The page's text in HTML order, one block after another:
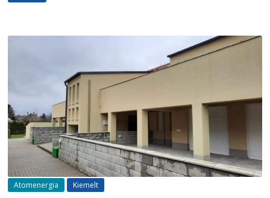
Atomenergia Kiemelt